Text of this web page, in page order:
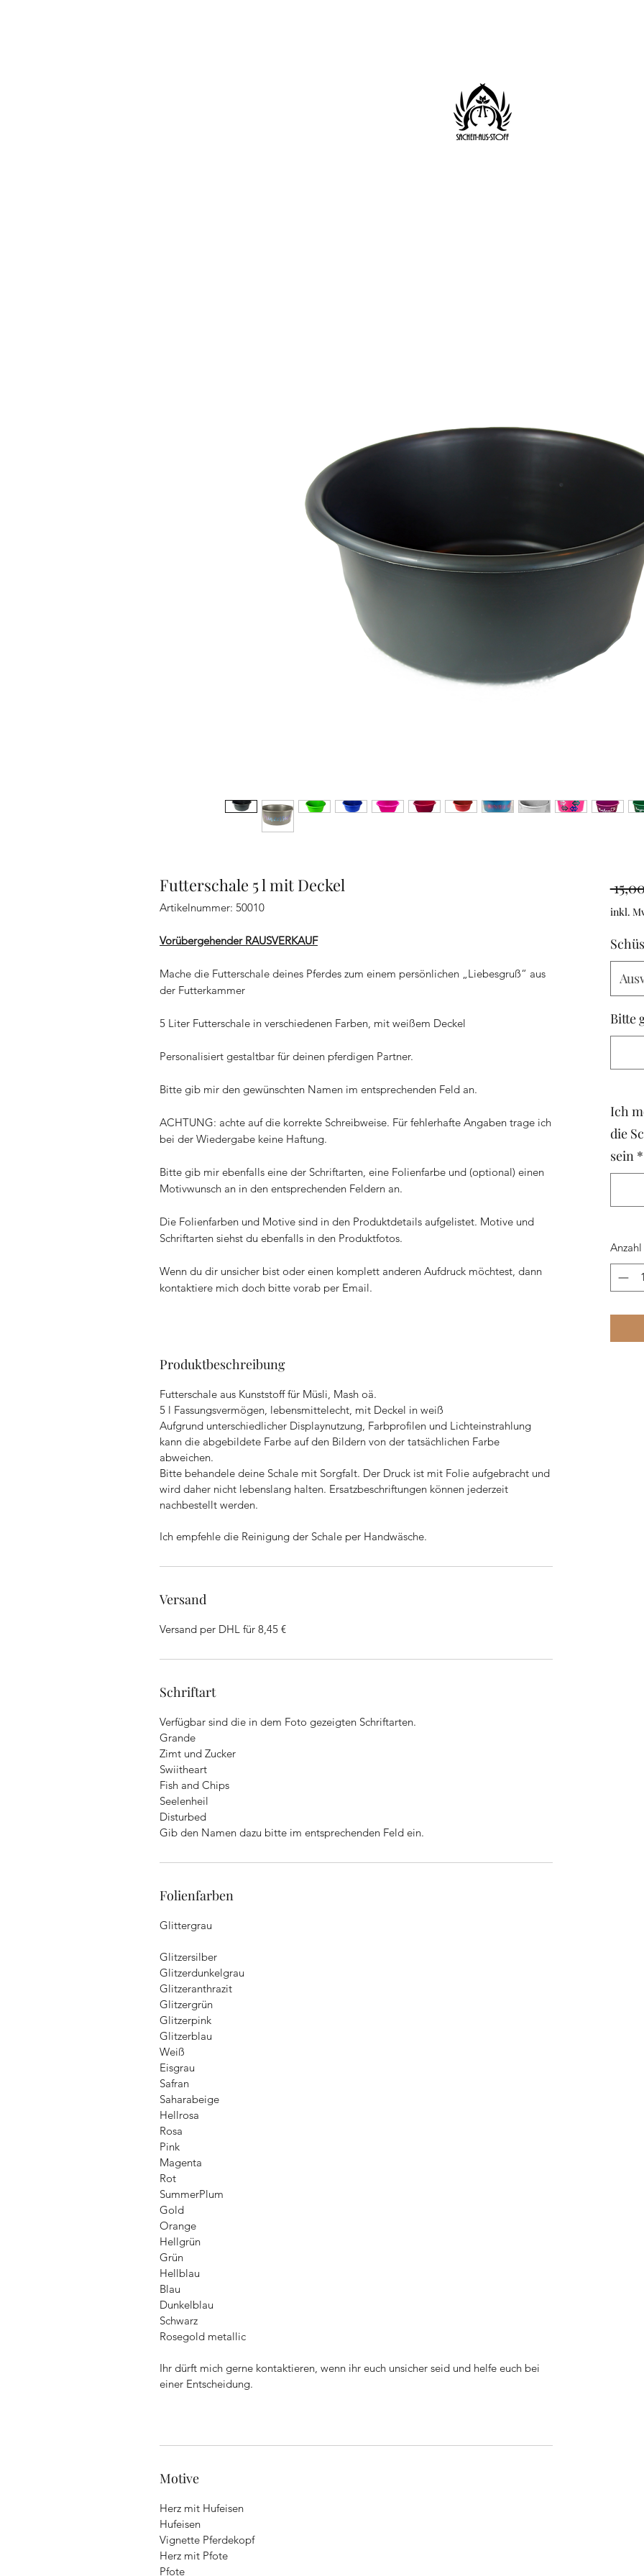
Futterschale 5 l mit Deckel
Artikelnummer: 50010
Vorübergehender RAUSVERKAUF
Mache die Futterschale deines Pferdes zum einem persönlichen „Liebesgruß“ aus
der Futterkammer
5 Liter Futterschale in verschiedenen Farben, mit weißem Deckel
Personalisiert gestaltbar für deinen pferdigen Partner.
Bitte gib mir den gewünschten Namen im entsprechenden Feld an.
ACHTUNG: achte auf die korrekte Schreibweise. Für fehlerhafte Angaben trage ich
bei der Wiedergabe keine Haftung.
Bitte gib mir ebenfalls eine der Schriftarten, eine Folienfarbe und (optional) einen
Motivwunsch an in den entsprechenden Feldern an.
Die Folienfarben und Motive sind in den Produktdetails aufgelistet. Motive und
Schriftarten siehst du ebenfalls in den Produktfotos.
Wenn du dir unsicher bist oder einen komplett anderen Aufdruck möchtest, dann
kontaktiere mich doch bitte vorab per Email.
Produktbeschreibung
Futterschale aus Kunststoff für Müsli, Mash oä.
5 l Fassungsvermögen, lebensmittelecht, mit Deckel in weiß
Aufgrund unterschiedlicher Displaynutzung, Farbprofilen und Lichteinstrahlung
kann die abgebildete Farbe auf den Bildern von der tatsächlichen Farbe
abweichen.
Bitte behandele deine Schale mit Sorgfalt. Der Druck ist mit Folie aufgebracht und
wird daher nicht lebenslang halten. Ersatzbeschriftungen können jederzeit
nachbestellt werden.
Ich empfehle die Reinigung der Schale per Handwäsche.
Versand
Versand per DHL für 8,45 €
Schriftart
Verfügbar sind die in dem Foto gezeigten Schriftarten.
Grande
Zimt und Zucker
Swiitheart
Fish and Chips
Seelenheil
Disturbed
Gib den Namen dazu bitte im entsprechenden Feld ein.
Folienfarben
Glittergrau
Glitzersilber
Glitzerdunkelgrau
Glitzeranthrazit
Glitzergrün
Glitzerpink
Glitzerblau
Weiß
Eisgrau
Safran
Saharabeige
Hellrosa
Rosa
Pink
Magenta
Rot
SummerPlum
Gold
Orange
Hellgrün
Grün
Hellblau
Blau
Dunkelblau
Schwarz
Rosegold metallic
Ihr dürft mich gerne kontaktieren, wenn ihr euch unsicher seid und helfe euch bei
einer Entscheidung.
Motive
Herz mit Hufeisen
Hufeisen
Vignette Pferdekopf
Herz mit Pfote
Pfote
inkl.
Bitte
Ich
die
sein *
Anzahl